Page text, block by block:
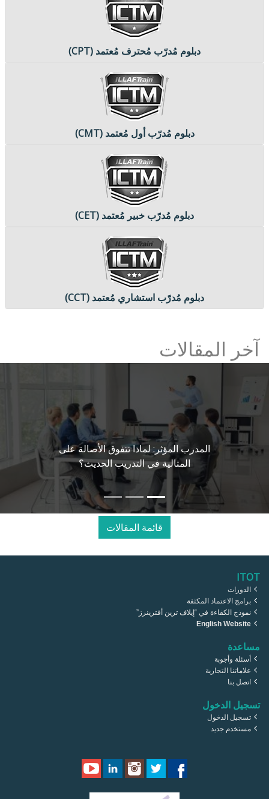
دبلوم مُدرّب مُحترف مُعتمد (CPT)
دبلوم مُدرّب أول مُعتمد (CMT)
دبلوم مُدرّب خبير مُعتمد (CET)
دبلوم مُدرّب استشاري مُعتمد (CCT)
آخر المقالات
المدرب المؤثر: لماذا تتفوق الأصالة على
المثالية في التدريب الحديث؟
قائمة المقالات
ITOT
الدورات
برامج الاعتماد المكثفة
نموذج الكفاءة في “إيلاف ترين أفترينرز”
English Website
مساعدة
أسئلة وأجوبة
علاماتنا التجارية
اتصل بنا
تسجيل الدخول
تسجيل الدخول
مستخدم جديد